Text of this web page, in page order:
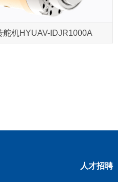
舵机HYUAV-IDJR1000A
人才招聘